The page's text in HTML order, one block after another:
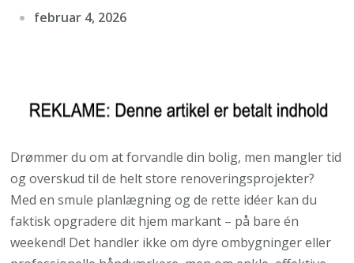
februar 4, 2026
Drømmer du om at forvandle din bolig, men mangler tid
og overskud til de helt store renoveringsprojekter?
Med en smule planlægning og de rette idéer kan du
faktisk opgradere dit hjem markant – på bare én
weekend! Det handler ikke om dyre ombygninger eller